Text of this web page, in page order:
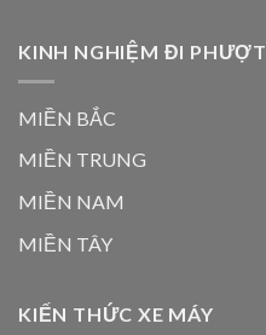
KINH NGHIỆM ĐI PHƯỢT
MIỀN BẮC
MIỀN TRUNG
MIỀN NAM
MIỀN TÂY
KIẾN THỨC XE MÁY